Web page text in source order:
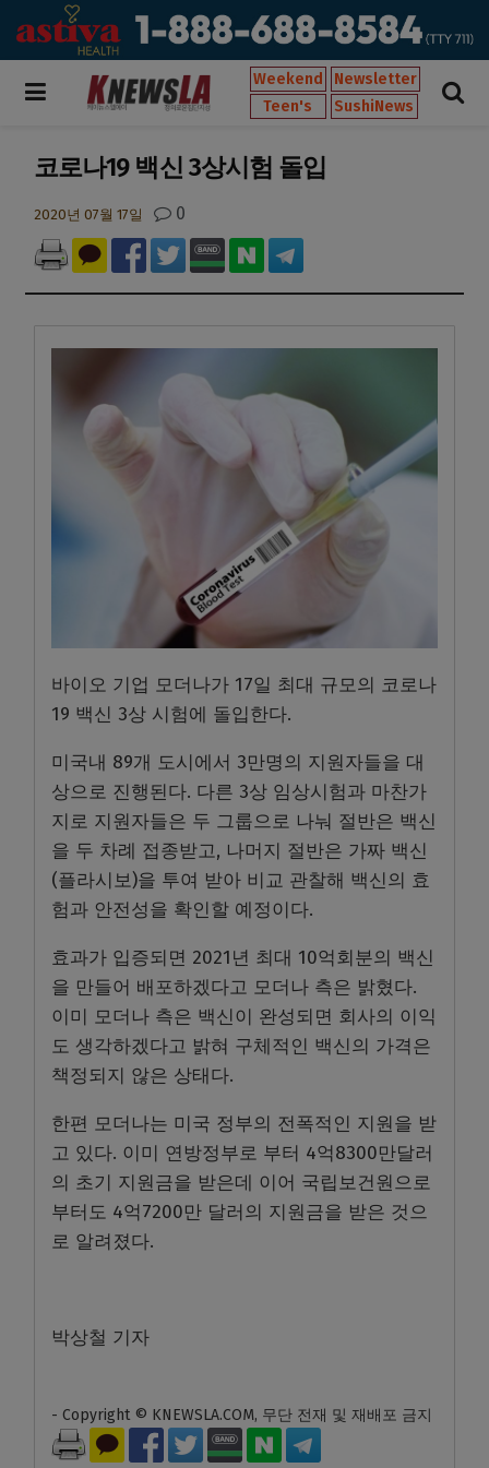
Weekend
Newsletter
Teen's
SushiNews
코로나19 백신 3상시험 돌입
2020년 07월 17일 0
바이오 기업 모더나가 17일 최대 규모의 코로나
19 백신 3상 시험에 돌입한다.
미국내 89개 도시에서 3만명의 지원자들을 대
상으로 진행된다. 다른 3상 임상시험과 마찬가
지로 지원자들은 두 그룹으로 나눠 절반은 백신
을 두 차례 접종받고, 나머지 절반은 가짜 백신
(플라시보)을 투여 받아 비교 관찰해 백신의 효
험과 안전성을 확인할 예정이다.
효과가 입증되면 2021년 최대 10억회분의 백신
을 만들어 배포하겠다고 모더나 측은 밝혔다.
이미 모더나 측은 백신이 완성되면 회사의 이익
도 생각하겠다고 밝혀 구체적인 백신의 가격은
책정되지 않은 상태다.
한편 모더나는 미국 정부의 전폭적인 지원을 받
고 있다. 이미 연방정부로 부터 4억8300만달러
의 초기 지원금을 받은데 이어 국립보건원으로
부터도 4억7200만 달러의 지원금을 받은 것으
로 알려졌다.
박상철 기자
- Copyright © KNEWSLA.COM, 무단 전재 및 재배포 금지